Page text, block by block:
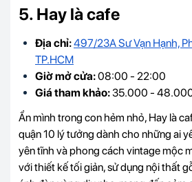
5. Hay là cafe
Địa chỉ:497/23A Sư Vạn Hạnh,
TP.HCM
Giờ mở cửa:08:00 - 22:00
Giá tham khảo:35.000 -
Ẩn mình trong con hẻm nhỏ, Hay là
quận 10 lý tưởng dành cho những ai
yên tĩnh và phong cách vintage mộc
với thiết kế tối giản, sử dụng nội thất